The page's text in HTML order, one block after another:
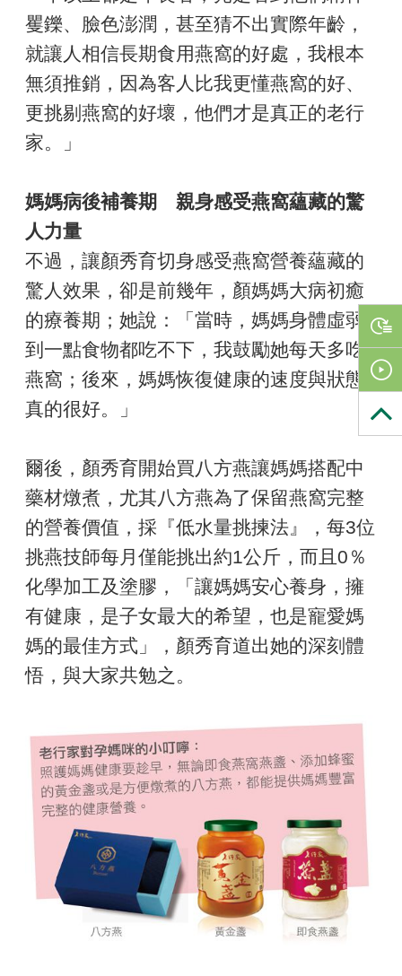
矍鑠、臉色澎潤，甚至猜不出實際年齡，
就讓人相信長期食用燕窩的好處，我根本
無須推銷，因為客人比我更懂燕窩的好、
更挑剔燕窩的好壞，他們才是真正的老行
家。」
媽媽病後補養期 親身感受燕窩蘊藏的驚
人力量
不過，讓顏秀育切身感受燕窩營養蘊藏的
驚人效果，卻是前幾年，顏媽媽大病初癒
的療養期；她說：「當時，媽媽身體虛弱
到一點食物都吃不下，我鼓勵她每天多吃
燕窩；後來，媽媽恢復健康的速度與狀態
真的很好。」
爾後，顏秀育開始買八方燕讓媽媽搭配中
藥材燉煮，尤其八方燕為了保留燕窩完整
的營養價值，採『低水量挑揀法』，每3位
挑燕技師每月僅能挑出約1公斤，而且0％
化學加工及塗膠，「讓媽媽安心養身，擁
有健康，是子女最大的希望，也是寵愛媽
媽的最佳方式」，顏秀育道出她的深刻體
悟，與大家共勉之。